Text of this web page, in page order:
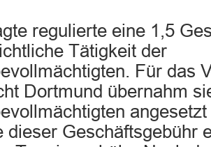
regulierte eine 1,5
Tätigkeit der
Für das
Dortmund übernahm
dieser Geschäftsgebühr